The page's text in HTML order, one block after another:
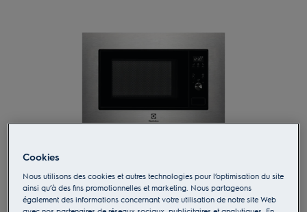
Appuyez pour zoomer
Cookies
Nous utilisons des cookies et autres technologies pour l’optimisation du site
ainsi qu’à des fins promotionnelles et marketing. Nous partageons
également des informations concernant votre utilisation de notre site Web